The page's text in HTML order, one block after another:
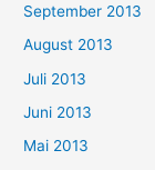
September 2013
August 2013
Juli 2013
Juni 2013
Mai 2013